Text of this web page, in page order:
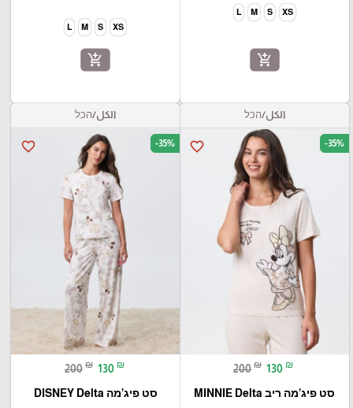
XS
S
M
L
add_shopping_cart
XS
S
M
L
add_shopping_cart
الكل/הכל
favorite_border -35%
200 ₪ 130 ₪
סט פיג’מה ריב MINNIE Delta
الكل/הכל
favorite_border -35%
200 ₪ 130 ₪
סט פיג’מה DISNEY Delta